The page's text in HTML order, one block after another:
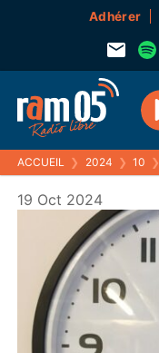
Adhérer
ACCUEIL ❯ 2024 ❯ 10 ❯
19 Oct 2024